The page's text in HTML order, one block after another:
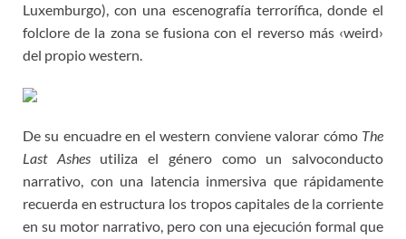
Luxemburgo), con una escenografía terrorífica, donde el
folclore de la zona se fusiona con el reverso más ‹weird›
del propio western.
De su encuadre en el western conviene valorar cómo The
Last Ashesutiliza el género como un salvoconducto
narrativo, con una latencia inmersiva que rápidamente
recuerda en estructura los tropos capitales de la corriente
en su motor narrativo, pero con una ejecución formal que